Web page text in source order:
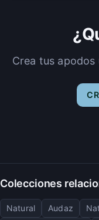
Crea tus
Colecciones
Natural Audaz